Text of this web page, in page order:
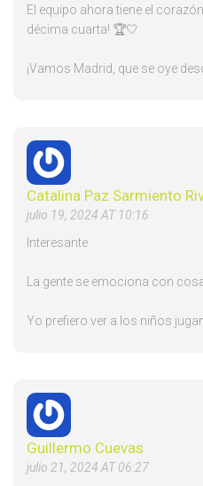
El equipo ahora tiene el
décima cuarta! 🏆🤍
¡Vamos Madrid, que se oye
Catalina Paz Sarmiento
julio 19, 2024 AT 10:16
Interesante
La gente se emociona con
Yo prefiero ver a los niños
Guillermo Cuevas
julio 21, 2024 AT 06:27